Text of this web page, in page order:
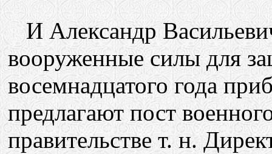
И Александр
вооруженные силы для
восемнадцатого года
предлагают пост
правительстве т. н.